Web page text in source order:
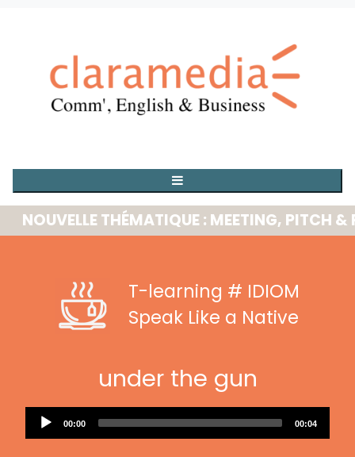
THÉMATIQUE : MEETING, PITCH &
T-learning # IDIOM
Speak Like a Native
under the gun
Audio
Player
Current
00:00
Total
00:04